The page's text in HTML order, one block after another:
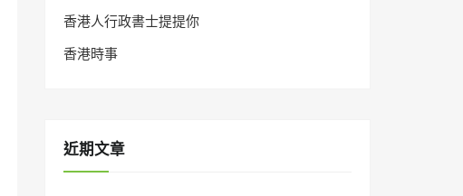
香港人行政書士提提你
香港時事
近期文章